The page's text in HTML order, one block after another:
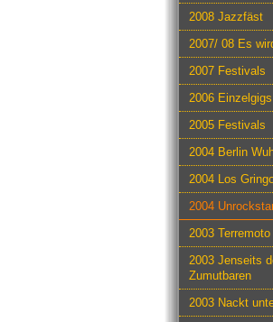
2008 Jazzfäst
2007/ 08 Es
2007 Festivals
2006 Einzelgigs
2005 Festivals
2004 Berlin
2004 Los
2004
2003
2003 Jenseits
Zumutbaren
2003 Nackt